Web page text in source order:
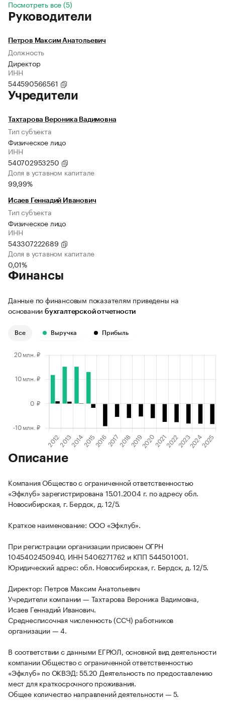
Посмотреть все (5)
Руководители
Петров Максим Анатольевич
Должность
Директор
ИНН
544590566561
Учредители
Тахтарова Вероника Вадимовна
Тип субъекта
Физическое лицо
ИНН
540702953250
Доля в уставном капитале
99,99%
Исаев Геннадий Иванович
Тип субъекта
Физическое лицо
ИНН
543307222689
Доля в уставном капитале
0,01%
Финансы
Данные по финансовым показателям приведены на
основании бухгалтерской отчетности
Все Выручка Прибыль
Описание
Компания Общество с ограниченной ответственностью
«Эфклуб» зарегистрирована 15.01.2004 г. по адресу обл.
Новосибирская, г. Бердск, д. 12/5.
Краткое наименование: ООО «Эфклуб».
При регистрации организации присвоен ОГРН
1045402450940, ИНН 5406271762 и КПП 544501001.
Юридический адрес: обл. Новосибирская, г. Бердск, д. 12/5.
Директор: Петров Максим Анатольевич
Учредители компании — Тахтарова Вероника Вадимовна,
Исаев Геннадий Иванович.
Среднесписочная численность (ССЧ) работников
организации — 4.
В соответствии с данными ЕГРЮЛ, основной вид деятельности
компании Общество с ограниченной ответственностью
«Эфклуб» по ОКВЭД: 55.20 Деятельность по предоставлению
мест для краткосрочного проживания.
Общее количество направлений деятельности — 5.